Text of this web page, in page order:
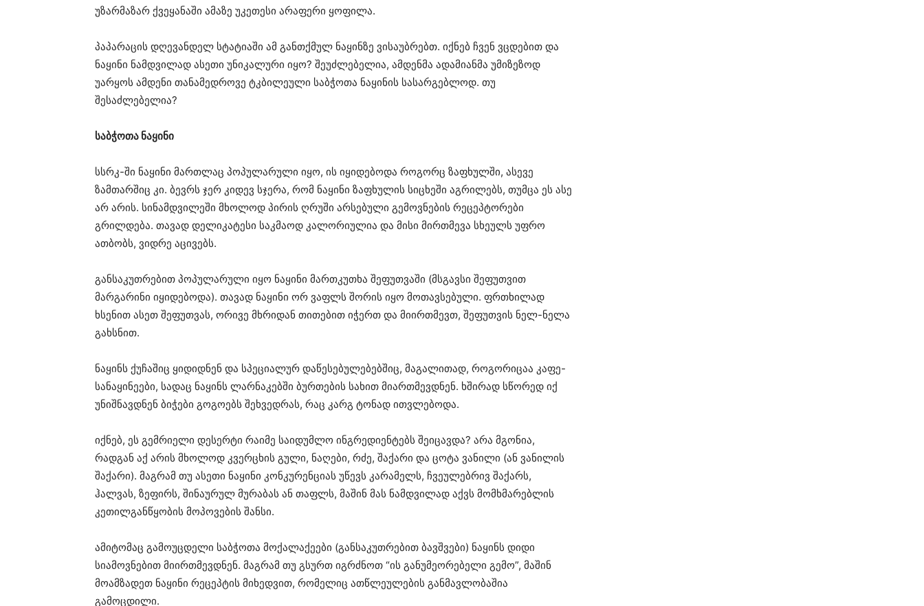
უზარმაზარ ქვეყანაში ამაზე უკეთესი არაფერი ყოფილა.
პაპარაცის დღევანდელ სტატიაში ამ განთქმულ ნაყინზე ვისაუბრებთ. იქნებ ჩვენ ვცდებით და
ნაყინი ნამდვილად ასეთი უნიკალური იყო? შეუძლებელია, ამდენმა ადამიანმა უმიზეზოდ
უარყოს ამდენი თანამედროვე ტკბილეული საბჭოთა ნაყინის სასარგებლოდ. თუ
შესაძლებელია?
საბჭოთა ნაყინი
სსრკ-ში ნაყინი მართლაც პოპულარული იყო, ის იყიდებოდა როგორც ზაფხულში, ასევე
ზამთარშიც კი. ბევრს ჯერ კიდევ სჯერა, რომ ნაყინი ზაფხულის სიცხეში აგრილებს, თუმცა ეს ასე
არ არის. სინამდვილეში მხოლოდ პირის ღრუში არსებული გემოვნების რეცეპტორები
გრილდება. თავად დელიკატესი საკმაოდ კალორიულია და მისი მირთმევა სხეულს უფრო
ათბობს, ვიდრე აცივებს.
განსაკუთრებით პოპულარული იყო ნაყინი მართკუთხა შეფუთვაში (მსგავსი შეფუთვით
მარგარინი იყიდებოდა). თავად ნაყინი ორ ვაფლს შორის იყო მოთავსებული. ფრთხილად
ხსენით ასეთ შეფუთვას, ორივე მხრიდან თითებით იჭერთ და მიირთმევთ, შეფუთვის ნელ-ნელა
გახსნით.
ნაყინს ქუჩაშიც ყიდიდნენ და სპეციალურ დაწესებულებებშიც, მაგალითად, როგორიცაა კაფე-
სანაყინეები, სადაც ნაყინს ლარნაკებში ბურთების სახით მიართმევდნენ. ხშირად სწორედ იქ
უნიშნავდნენ ბიჭები გოგოებს შეხვედრას, რაც კარგ ტონად ითვლებოდა.
იქნებ, ეს გემრიელი დესერტი რაიმე საიდუმლო ინგრედიენტებს შეიცავდა? არა მგონია,
რადგან აქ არის მხოლოდ კვერცხის გული, ნაღები, რძე, შაქარი და ცოტა ვანილი (ან ვანილის
შაქარი). მაგრამ თუ ასეთი ნაყინი კონკურენციას უწევს კარამელს, ჩვეულებრივ შაქარს,
ჰალვას, ზეფირს, შინაურულ მურაბას ან თაფლს, მაშინ მას ნამდვილად აქვს მომხმარებლის
კეთილგანწყობის მოპოვების შანსი.
ამიტომაც გამოუცდელი საბჭოთა მოქალაქეები (განსაკუთრებით ბავშვები) ნაყინს დიდი
სიამოვნებით მიირთმევდნენ. მაგრამ თუ გსურთ იგრძნოთ “ის განუმეორებელი გემო”, მაშინ
მოამზადეთ ნაყინი რეცეპტის მიხედვით, რომელიც ათწლეულების განმავლობაშია
გამოცდილი.